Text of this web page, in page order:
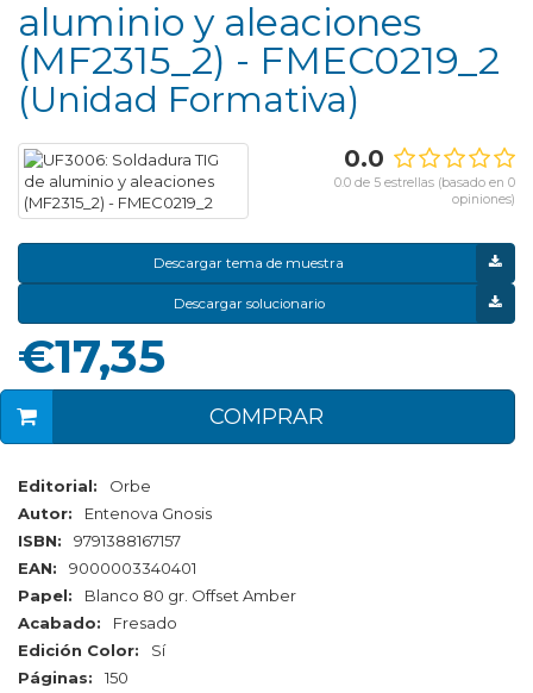
aluminio y aleaciones
(MF2315_2) - FMEC0219_2
Unidad Formativa
0.0
0.0 de 5 estrellas (basado en 0
opiniones)
Descargar tema de muestra
Descargar solucionario
€17,35
COMPRAR
Editorial:
Orbe
Autor:
Entenova Gnosis
ISBN:
9791388167157
EAN:
9000003340401
Papel:
Blanco 80 gr. Offset Amber
Acabado:
Fresado
Edición Color:
Sí
Páginas:
150